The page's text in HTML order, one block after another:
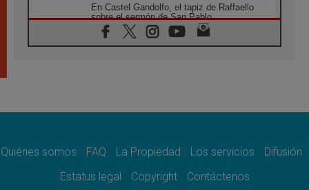
En Castel Gandolfo, el tapiz de Raffaello
sobre el sermón de San Pablo
08.08.2026
En Colombia, «la paz no se compra con una
08.08.2026
08.08.2026
del Buen Consejo de Genazzano
Quiénes somos FAQ La Propiedad Los servicios
Difusión
Estatus legal
Copyright Contáctenos